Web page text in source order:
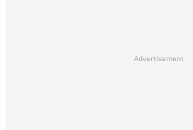
Advertisement